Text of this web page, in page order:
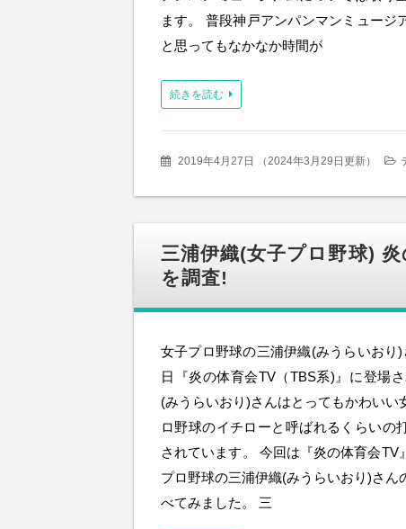
ます。 普段神戸アンパンマンミュージ
と思ってもなかなか時間が
続きを読む
2019年4月27日 （2024年3月29日更新）
三浦伊織(女子プロ野球)
を調査!
女子プロ野球の三浦伊織(みうらいおり
日『炎の体育会TV（TBS系)』に登場
(みうらいおり)さんはとってもかわいい
ロ野球のイチローと呼ばれるくらいの
されています。 今回は『炎の体育会TV
プロ野球の三浦伊織(みうらいおり)さん
べてみました。 三